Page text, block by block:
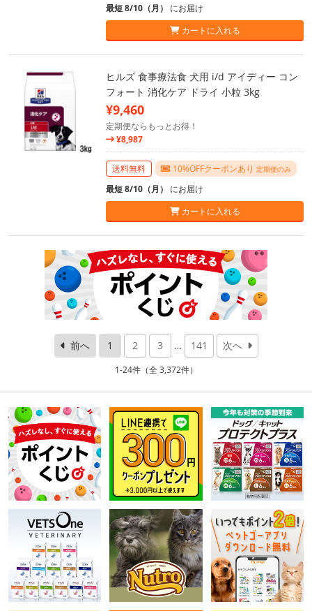
最短 8/10（月） にお届け
カートに入れる
ヒルズ 食事療法食 犬用 i/d アイディー コン
フォート 消化ケア ドライ 小粒 3kg
¥9,460
定期便ならもっとお得！
¥8,987
送料無料 10%OFFクーポンあり 定期便のみ
最短 8/10（月） にお届け
カートに入れる
前へ 1 2 3 … 141 次へ
1-24件（全 3,372件）